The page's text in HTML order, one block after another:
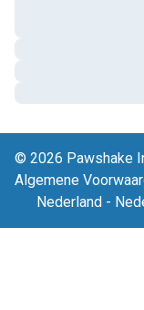
© 2026 Pawshake
Algemene
Nederland -